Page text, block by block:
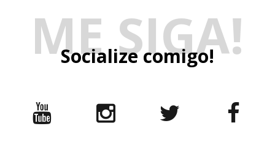
ME SIGA!
Socialize comigo!